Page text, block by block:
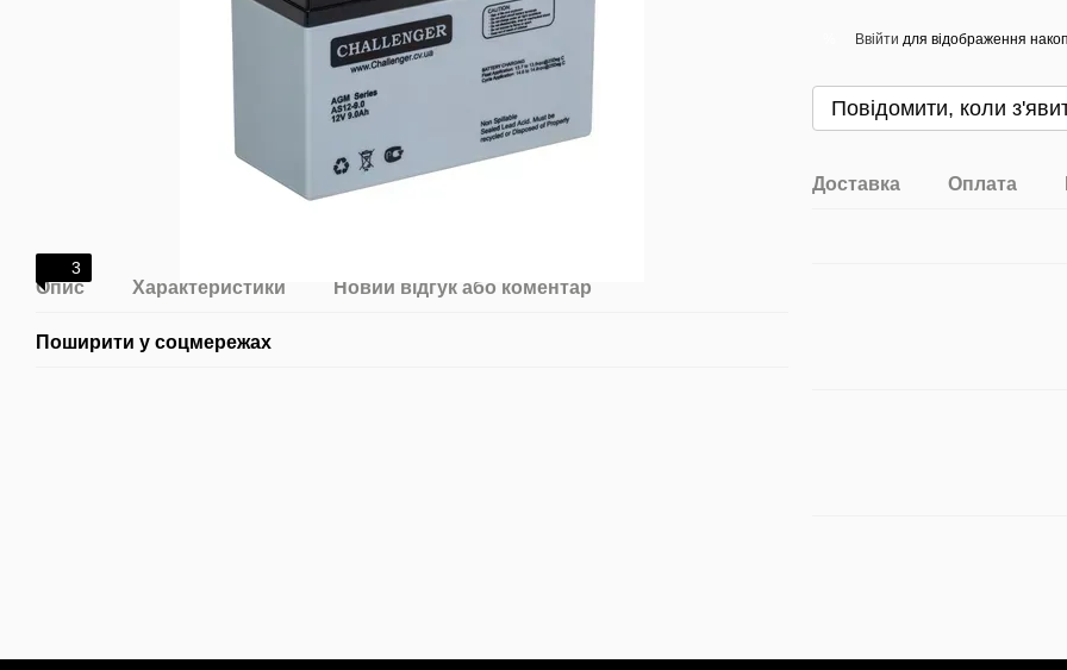
3
Опис Характеристики Новий відгук або коментар
Поширити у соцмережах
Ввійти для відображення
Повідомити, коли
Доставка Оплата